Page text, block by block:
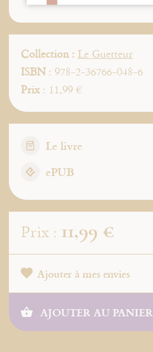
Collection : Le Guetteur
ISBN: 978-2-36766-048-6
Prix: 11,99 €
Le livre
ePUB
Prix : 11,99 €
Ajouter à mes envies
AJOUTER AU PANIER